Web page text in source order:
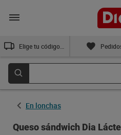
En lonchas
Queso sándwich Dia